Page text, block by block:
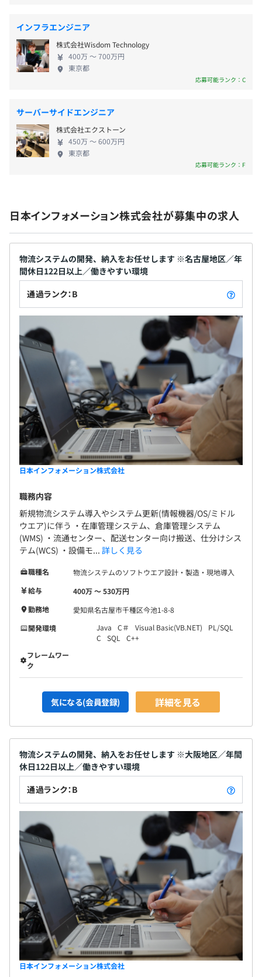
平均残業時間：平均 約11時間／月 (2024年度事業部実
績)
・有給休暇（初年度10 日間、1年超17日間、2年超20日間
の有給付与[繰越あり]）
・年末年始休暇
・特別休暇
・超過勤務手当(残業手当) [100%支給]
・通勤手当 [上限40,000円／月]
・住宅手当 [地区・家族構成により決定]
・家族手当 [家族構成人数により決定]
・通信関連手当 [2,000円／月]
・健康手当 [禁煙者向け 1,000円／月]
・各種資格手当
・賞与年２回（7月、12月）
※ 会社業績好調時には年度末(３月)に３回目の賞与支給
あり。（直近１０年以上連続で支給実績あり）
昇給査定年 １回(4月)
・健康保険組合
・厚生年金
・雇用保険
試用期間あり：３ヶ月～６ヶ月 （基本は３ヶ月）
※ 試用期間中でも給与は全額支給
インフラエンジニア
株式会社Wisdom Technology
400万 〜 700万円
東京都
応募可能ランク：C
サーバーサイドエンジニア
株式会社エクストーン
450万 〜 600万円
東京都
応募可能ランク：F
日本インフォメーション株式会社が募集中の求人
物流システムの開発、納入をお任せします ※名古屋地区／年
間休日122日以上／働きやすい環境
通過ランク：B
日本インフォメーション株式会社
職務内容
新規物流システム導入やシステム更新(情報機器/OS/ミドル
ウエア)に伴う ・在庫管理システム、倉庫管理システム
(WMS) ・流通センター、配送センター向け搬送、仕分けシス
テム(WCS) ・設備モ... 詳しく見る
職種名
物流システムのソフトウエア設計・製造・現地導入
給与
400万 〜 530万円
勤務地
愛知県名古屋市千種区今池1-8-8
開発環境
Java C＃ Visual Basic(VB.NET)
PL/SQL
C
SQL
C++
フレームワー
ク
気になる(会員登録) 詳細を見る
物流システムの開発、納入をお任せします ※大阪地区／年間
休日122日以上／働きやすい環境
通過ランク：B
日本インフォメーション株式会社